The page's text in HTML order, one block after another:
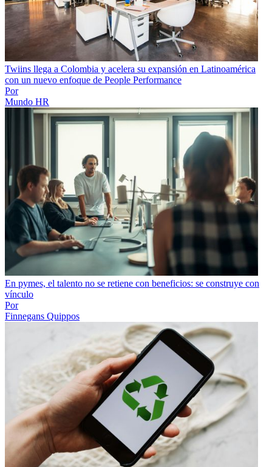
Twiins llega a Colombia y acelera su expansión en Latinoamérica
con un nuevo enfoque de People Performance
Por
Mundo HR
En pymes, el talento no se retiene con beneficios: se construye con
vínculo
Por
Finnegans Quippos